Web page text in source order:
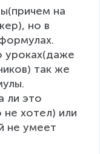
на
но в
уроках(даже
так же
ли это
не хотел) или
не умеет